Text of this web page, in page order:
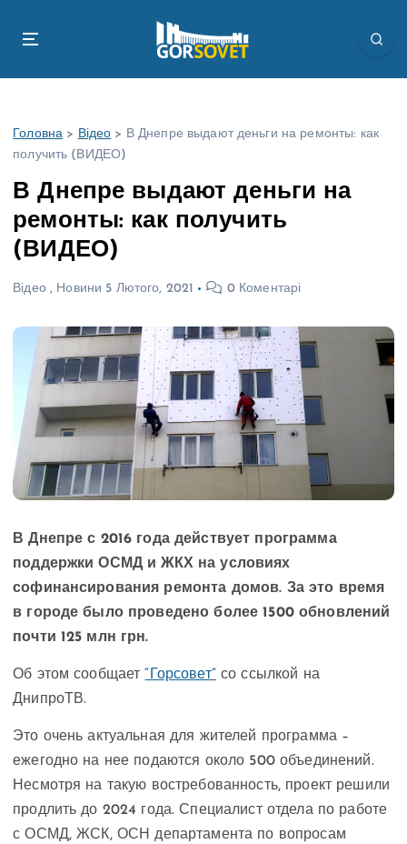
Головна > Відео > В Днепре выдают деньги на ремонты: как
получить (ВИДЕО)
В Днепре выдают деньги на
ремонты: как получить
(ВИДЕО)
Відео, Новини 5 Лютого, 2021 0 Коментарі
В Днепре с 2016 года действует программа
поддержки ОСМД и ЖКХ на условиях
софинансирования ремонта домов. За это время
в городе было проведено более 1500 обновлений
почти 125 млн грн.
Об этом сообщает“Горсовет” со ссылкой на
ДнипроТВ.
Это очень актуальная для жителей программа –
ежегодно на нее подаются около 500 объединений.
Несмотря на такую ​​востребованность, проект решили
продлить до 2024 года. Специалист отдела по работе
с ОСМД, ЖСК, ОСН департамента по вопросам